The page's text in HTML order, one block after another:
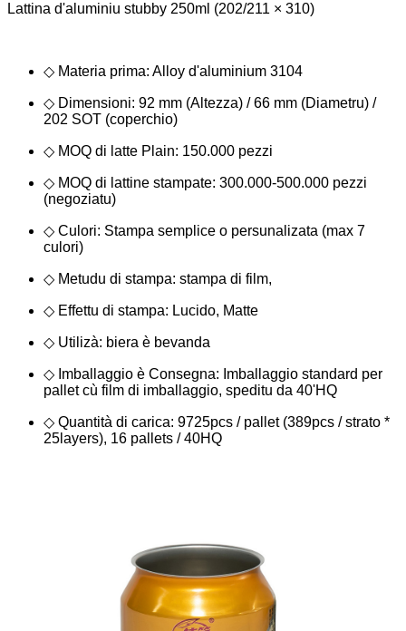
Lattina d'aluminiu stubby 250ml (202/211 × 310)
◇ Materia prima: Alloy d'aluminium 3104
◇ Dimensioni: 92 mm (Altezza) / 66 mm (Diametru) /
202 SOT (coperchio)
◇ MOQ di latte Plain: 150.000 pezzi
◇ MOQ di lattine stampate: 300.000-500.000 pezzi
(negoziatu)
◇ Culori: Stampa semplice o persunalizata (max 7
culori)
◇ Metudu di stampa: stampa di film,
◇ Effettu di stampa: Lucido, Matte
◇ Utilizà: biera è bevanda
◇ Imballaggio è Consegna: Imballaggio standard per
pallet cù film di imballaggio, speditu da 40'HQ
◇ Quantità di carica: 9725pcs / pallet (389pcs / strato *
25layers), 16 pallets / 40HQ